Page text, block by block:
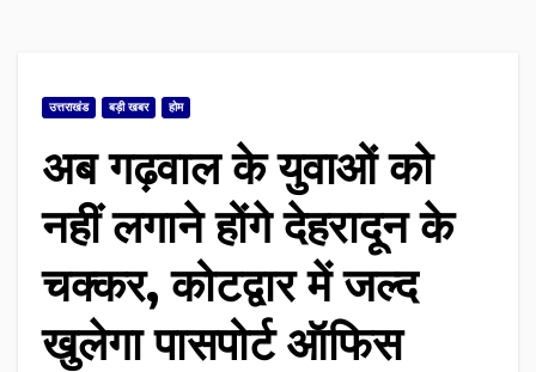
उत्तराखंड बड़ी खबर होम
अब गढ़वाल के युवाओं को
नहीं लगाने होंगे देहरादून के
चक्‍कर, कोटद्वार में जल्द
खुलेगा पासपोर्ट ऑफिस